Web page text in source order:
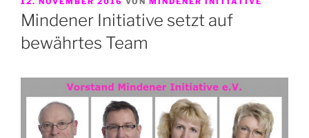
AM
Mindener Initiative setzt auf
bewährtes Team